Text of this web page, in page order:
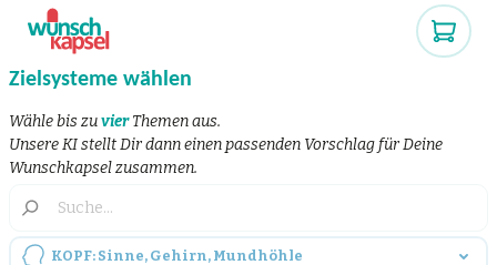
Zielsysteme wählen
Wähle bis zuvierThemen aus.
Unsere KI stellt Dir dann einen passenden Vorschlag für Deine
Wunschkapsel zusammen.
KOPF: Sinne, Gehirn, Mundhöhle